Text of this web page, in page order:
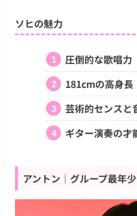
ソヒの魅力
圧倒的な歌唱力
181cmの高身長
芸術的センスと
ギター演奏の才
アントン｜グループ最年